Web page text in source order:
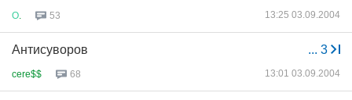
О 53 13:25 03.09.2004
... 3
Антисуворов
cere$$ 68 13:01 03.09.2004